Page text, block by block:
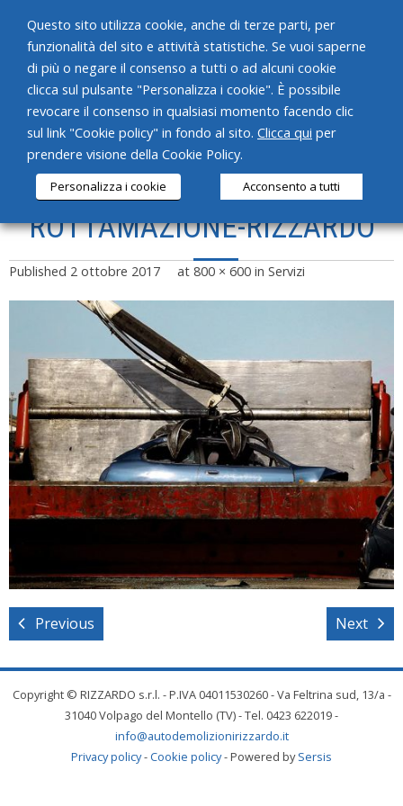
HOME
CHI SIAMO
SERVIZI
PRODOTTI
CONTATTI
ROTTAMAZIONE-RIZZARDO
Published 2 ottobre 2017 at 800 × 600 in Servizi
Previous Next
Copyright © RIZZARDO s.r.l. - P.IVA 04011530260 - Va Feltrina sud, 13/a -
31040 Volpago del Montello (TV) - Tel. 0423 622019 -
info@autodemolizionirizzardo.it
Privacy policy-Cookie policy- Powered bySersis
Questo sito utilizza cookie, anche di terze parti, per
funzionalità del sito e attività statistiche. Se vuoi saperne
di più o negare il consenso a tutti o ad alcuni cookie
clicca sul pulsante "Personalizza i cookie". È possibile
revocare il consenso in qualsiasi momento facendo clic
sul link "Cookie policy" in fondo al sito. Clicca qui per
prendere visione della Cookie Policy.
Personalizza i cookie Acconsento a tutti